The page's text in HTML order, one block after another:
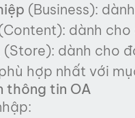
(Business):
dành cho
(Store): dành cho
hợp nhất với
thông tin OA